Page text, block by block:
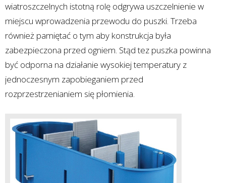
wiatroszczelnych istotną rolę odgrywa uszczelnienie w
miejscu wprowadzenia przewodu do puszki. Trzeba
również pamiętać o tym aby konstrukcja była
zabezpieczona przed ogniem. Stąd tez puszka powinna
być odporna na działanie wysokiej temperatury z
jednoczesnym zapobieganiem przed
rozprzestrzenianiem się płomienia.